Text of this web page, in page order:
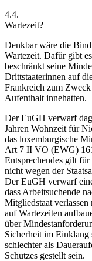
4.4.
Wartezeit?
Denkbar wäre die
Wartezeit. Dafür gibt
beschränkt seine
Drittstaaterinnen auf
Frankreich zum
Aufenthalt innehatten.
Der EuGH verwarf
Jahren Wohnzeit für
das luxemburgische
Art 7 II VO (EWG)
Entsprechendes gilt
nicht wegen der
Der EuGH verwarf
dass Arbeitsuchende
Mitgliedstaat verlassen
auf Wartezeiten
über
Sicherheit im Einklang
schlechter als
Schutzes gestellt sein.